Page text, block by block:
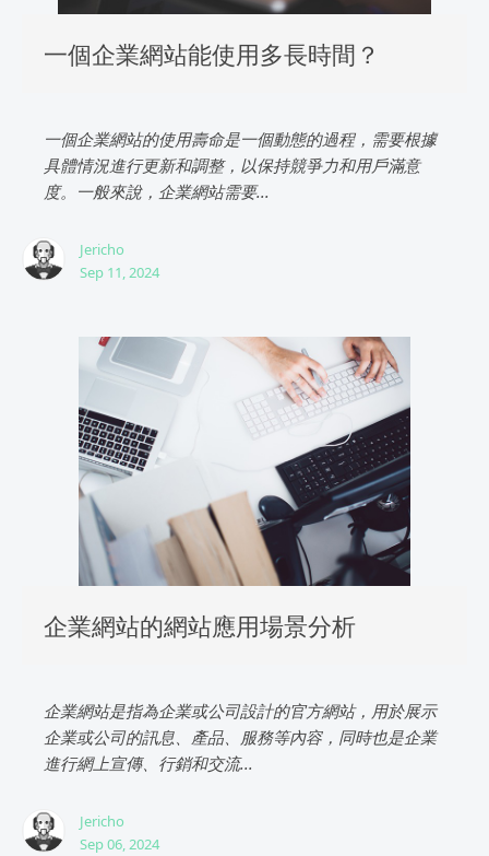
一個企業網站能使用多長時間？
一個企業網站的使用壽命是一個動態的過程，需要根據
具體情況進行更新和調整，以保持競爭力和用戶滿意
度。一般來說，企業網站需要...
Jericho
Sep 11, 2024
企業網站的網站應用場景分析
企業網站是指為企業或公司設計的官方網站，用於展示
企業或公司的訊息、產品、服務等內容，同時也是企業
進行網上宣傳、行銷和交流...
Jericho
Sep 06, 2024